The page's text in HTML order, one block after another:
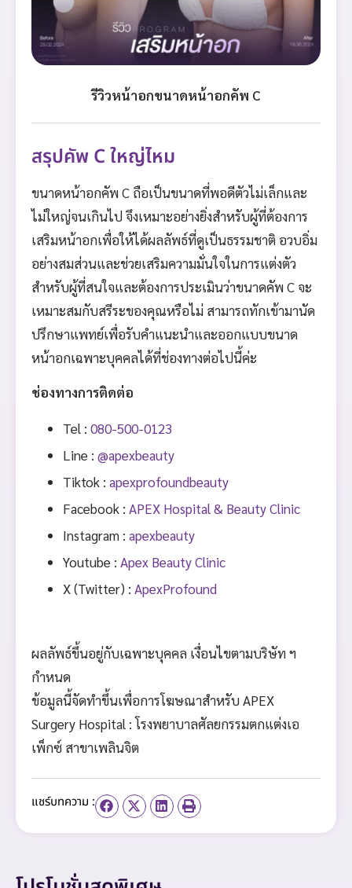
รีวิวหน้าอกขนาดหน้าอกคัพ C
สรุปคัพ C ใหญ่ไหม
ขนาดหน้าอกคัพ C ถือเป็นขนาดที่พอดีตัวไม่เล็กและ
ไม่ใหญ่จนเกินไป จึงเหมาะอย่างยิ่งสำหรับผู้ที่ต้องการ
เสริมหน้าอกเพื่อให้ได้ผลลัพธ์ที่ดูเป็นธรรมชาติ อวบอิ่ม
อย่างสมส่วนและช่วยเสริมความมั่นใจในการแต่งตัว
สำหรับผู้ที่สนใจและต้องการประเมินว่าขนาดคัพ C จะ
เหมาะสมกับสรีระของคุณหรือไม่ สามารถทักเข้ามานัด
ปรึกษาแพทย์เพื่อรับคำแนะนำและออกแบบขนาด
หน้าอกเฉพาะบุคคลได้ที่ช่องทางต่อไปนี้ค่ะ
ช่องทางการติดต่อ
Tel : 080-500-0123
Line : @apexbeauty
Tiktok : apexprofoundbeauty
Facebook : APEX Hospital & Beauty Clinic
Instagram : apexbeauty
Youtube : Apex Beauty Clinic
X (Twitter) : ApexProfound
ผลลัพธ์ขึ้นอยู่กับเฉพาะบุคคล เงื่อนไขตามบริษัท ฯ
กำหนด
ข้อมูลนี้จัดทำขึ้นเพื่อการโฆษณาสำหรับ APEX
Surgery Hospital : โรงพยาบาลศัลยกรรมตกแต่งเอ
เพ็กซ์ สาขาเพลินจิต
แชร์บทความ :